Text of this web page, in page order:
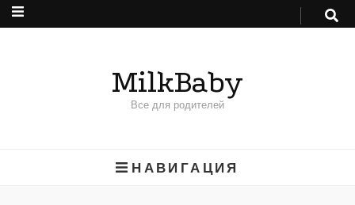
MilkBaby
Все для родителей
НАВИГАЦИЯ